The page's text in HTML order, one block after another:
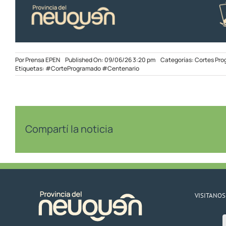
PorPrensa EPEN Published On: 09/06/26 3:20 pm Categorías:Cortes
Etiquetas: #CorteProgramado #Centenario
Compartí la noticia